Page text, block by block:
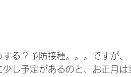
する？予防接種。。。ですが、
少し予定があるのと、お正月